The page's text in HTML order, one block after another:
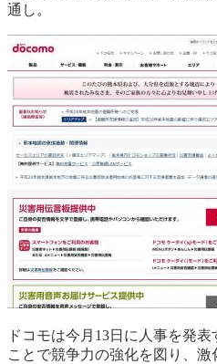
通し。
ドコモは今月13日に人事を発
ことで競争力の強化を図り、